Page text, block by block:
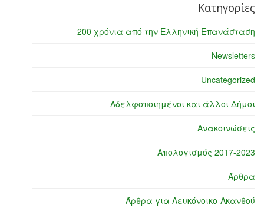
Κατηγορίες
200 χρόνια από την Ελληνική Επανάσταση
Newsletters
Uncategorized
Αδελφοποιημένοι και άλλοι Δήμοι
Ανακοινώσεις
Απολογισμός 2017-2023
Άρθρα
Άρθρα για Λευκόνοικο-Ακανθού